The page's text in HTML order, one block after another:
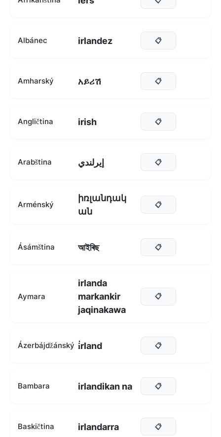
Albánec irlandez 📋
Amharský አይሪሽ 📋
Angličtina irish 📋
Arabština إيرلندي 📋
Arménský
իռլանդակ
ան
📋
Ásámština আইৰিছ 📋
Aymara
irlanda
markankir
jaqinakawa
📋
Ázerbájdžánský i̇rland 📋
Bambara irlandikan na 📋
Baskičtina irlandarra 📋